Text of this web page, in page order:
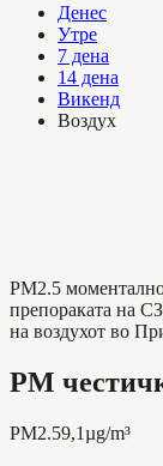
Денес
Утре
7 дена
14 дена
Викенд
Воздух
PM2.5
препораката на
на воздухот во
PM
PM2.59,1µg/m³